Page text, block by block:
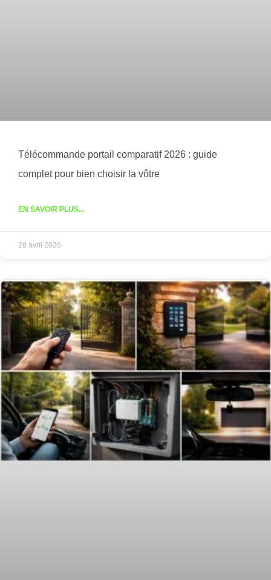
Télécommande portail comparatif 2026 : guide
complet pour bien choisir la vôtre
EN SAVOIR PLUS...
28 avril 2026